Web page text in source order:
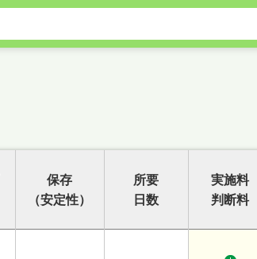
保存
（安定性）
所要
日数
実施料
判断料